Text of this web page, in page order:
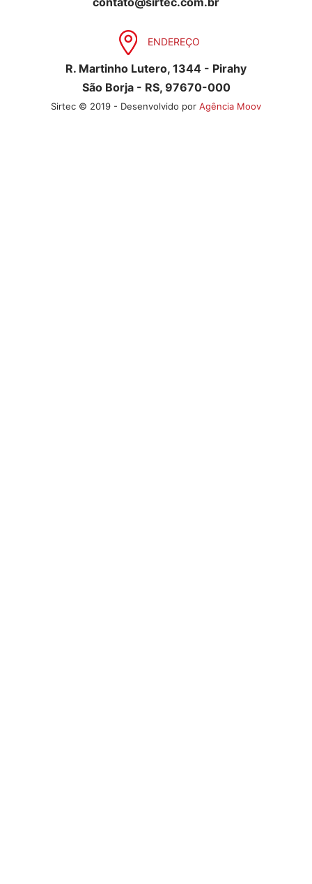
ENDEREÇO
R. Martinho Lutero, 1344 - Pirahy
São Borja - RS, 97670-000
Sirtec © 2019 - Desenvolvido por Agência Moov